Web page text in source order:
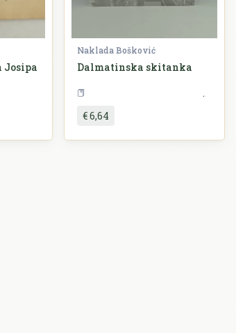
Josipa
Naklada Bošković
Dalmatinska skitanka
€ 6,64